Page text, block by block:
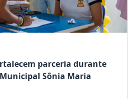
parceria durante
Sônia Maria